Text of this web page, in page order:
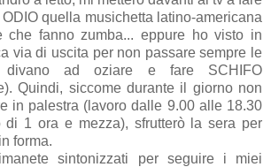
quella musichetta latino-americana
fanno zumba... eppure ho visto in
via di uscita per non passare sempre le
ad oziare e fare SCHIFO
Quindi, siccome durante il giorno non
in palestra (lavoro dalle 9.00 alle 18.30
di 1 ora e mezza), sfrutterò la sera per
forma.
sintonizzati per seguire i miei